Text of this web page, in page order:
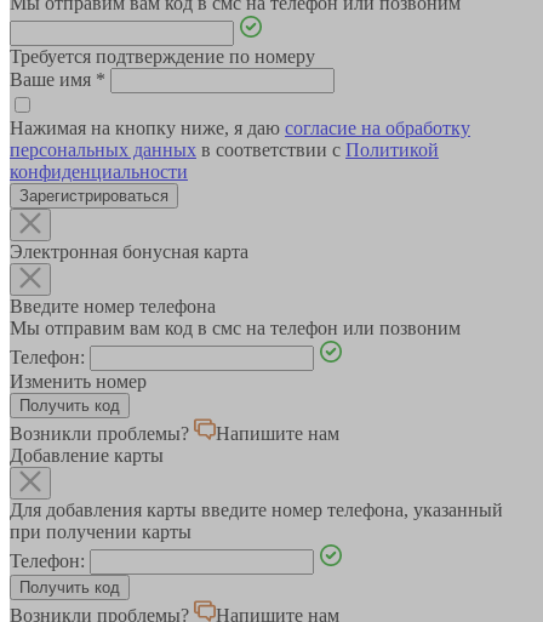
Требуется подтверждение по номеру
Ваше имя *
Нажимая на кнопку ниже, я даю согласие на обработку
персональных данных в соответствии с Политикой
конфиденциальности
Зарегистрироваться
Электронная бонусная карта
Введите номер телефона
Мы отправим вам код в смс на телефон или позвоним
Телефон:
Изменить номер
Возникли проблемы?
Напишите нам
Добавление карты
Для добавления карты введите номер телефона, указанный
при получении карты
Телефон:
Возникли проблемы?
Напишите нам